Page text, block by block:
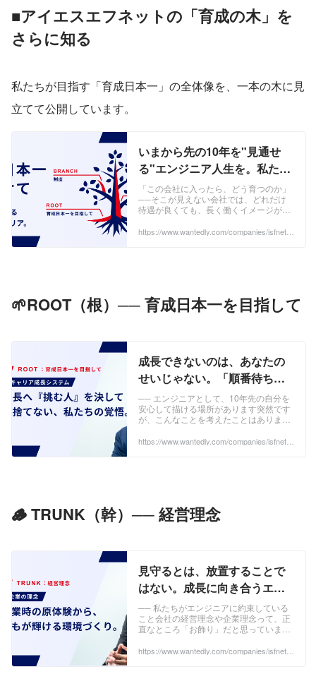
■アイエスエフネットの「育成の木」を
さらに知る
私たちが目指す「育成日本一」の全体像を、一本の木に見
立てて公開しています。
いまから先の10年を"見通せ
る"エンジニア人生を。私たち
が「育成日本一」を目指す理
由 | 株式会社アイエスエフネッ
ト
「この会社に入ったら、どう育つのか」
──そこが見えない会社では、どれだけ
待遇が良くても、長く働くイメージが持
目指す」という会社の覚悟。幹
https://www.wantedly.com/companies/isfnet4/
post_articles/1049800
🌱ROOT（根）── 育成日本一を目指して
成長できないのは、あなたの
せいじゃない。「順番待ち」
をなくし、育成日本一を目指
して。 | 株式会社アイエスエフ
ネット
── エンジニアとして、10年先の自分を
安心して描ける場所があります突然です
が、こんなことを考えたことはありませ
えても通用するのだろうか......💭 同じ
https://www.wantedly.com/companies/isfnet4/
post_articles/1049802
🪵 TRUNK（幹）── 経営理念
見守るとは、放置することで
はない。成長に向き合うエン
ジニアの人生に介在し続ける
私たちのスタンス | 株式会社ア
イエスエフネット
── 私たちがエンジニアに約束している
こと会社の経営理念や企業理念って、正
直なところ「お飾り」だと思っていませ
でいても、現場に入ってみたら「なんか
https://www.wantedly.com/companies/isfnet4/
post_articles/1049807